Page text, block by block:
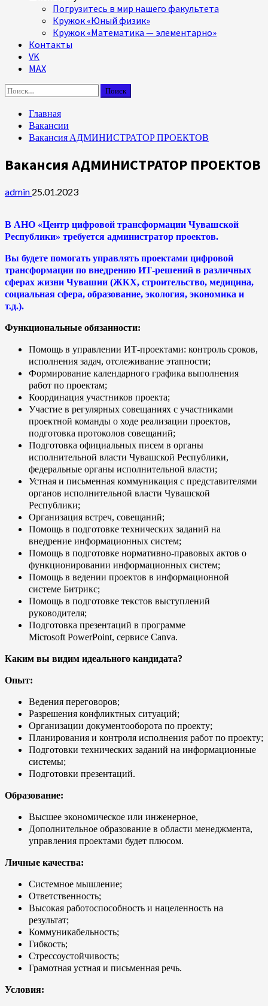
Погрузитесь в мир нашего факультета
Кружок «Юный физик»
Кружок «Математика — элементарно»
Контакты
VK
MAX
Найти:
Главная
Вакансии
Вакансия АДМИНИСТРАТОР ПРОЕКТОВ
Вакансия АДМИНИСТРАТОР ПРОЕКТОВ
admin 25.01.2023
В АНО «Центр цифровой трансформации Чувашской
Республики» требуется администратор проектов.
Вы будете помогать управлять проектами цифровой
трансформации по внедрению ИТ-решений в различных
сферах жизни Чувашии (ЖКХ, строительство, медицина,
социальная сфера, образование, экология, экономика и
т.д.).
Функциональные обязанности:
Помощь в управлении ИТ-проектами: контроль сроков,
исполнения задач, отслеживание этапности;
Формирование календарного графика выполнения
работ по проектам;
Координация участников проекта;
Участие в регулярных совещаниях с участниками
проектной команды о ходе реализации проектов,
подготовка протоколов совещаний;
Подготовка официальных писем в органы
исполнительной власти Чувашской Республики,
федеральные органы исполнительной власти;
Устная и письменная коммуникация с представителями
органов исполнительной власти Чувашской
Республики;
Организация встреч, совещаний;
Помощь в подготовке технических заданий на
внедрение информационных систем;
Помощь в подготовке нормативно-правовых актов о
функционировании информационных систем;
Помощь в ведении проектов в информационной
системе Битрикс;
Помощь в подготовке текстов выступлений
руководителя;
Подготовка презентаций в программе
Microsoft PowerPoint, сервисе Canva.
Каким вы видим идеального кандидата?
Опыт:
Ведения переговоров;
Разрешения конфликтных ситуаций;
Организации документооборота по проекту;
Планирования и контроля исполнения работ по проекту;
Подготовки технических заданий на информационные
системы;
Подготовки презентаций.
Образование:
Высшее экономическое или инженерное,
Дополнительное образование в области менеджмента,
управления проектами будет плюсом.
Личные качества:
Системное мышление;
Ответственность;
Высокая работоспособность и нацеленность на
результат;
Коммуникабельность;
Гибкость;
Стрессоустойчивость;
Грамотная устная и письменная речь.
Условия: